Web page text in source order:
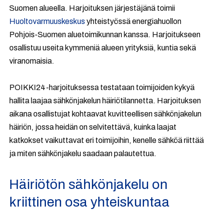
Suomen alueella. Harjoituksen järjestäjänä toimii
Huoltovarmuuskeskus yhteistyössä energiahuollon
Pohjois-Suomen aluetoimikunnan kanssa. Harjoitukseen
osallistuu useita kymmeniä alueen yrityksiä, kuntia sekä
viranomaisia.
POIKKI24-harjoituksessa testataan toimijoiden kykyä
hallita laajaa sähkönjakelun häiriötilannetta. Harjoituksen
aikana osallistujat kohtaavat kuvitteellisen sähkönjakelun
häiriön, jossa heidän on selvitettävä, kuinka laajat
katkokset vaikuttavat eri toimijoihin, kenelle sähköä riittää
ja miten sähkönjakelu saadaan palautettua.
Häiriötön sähkönjakelu on
kriittinen osa yhteiskuntaa